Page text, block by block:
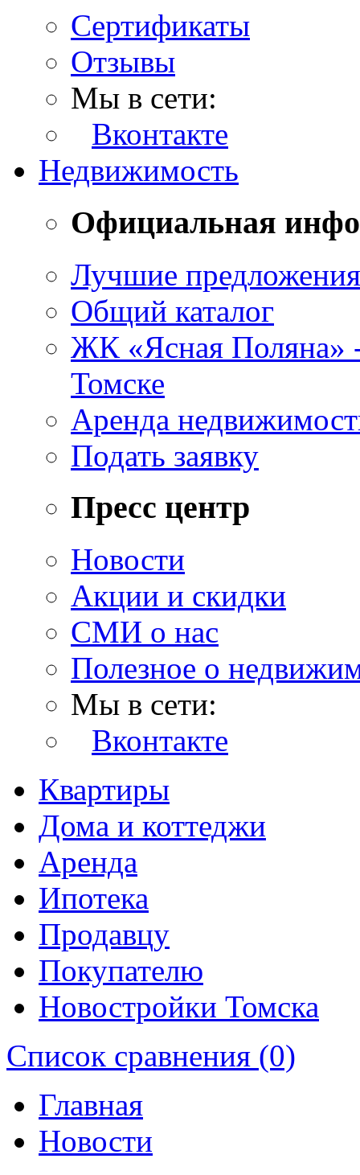
Сертификаты
Отзывы
Мы в сети:
Вконтакте
Недвижимость
Официальная
Лучшие предложения
Общий каталог
ЖК «Ясная Поляна»
Томске
Аренда
Подать заявку
Пресс центр
Новости
Акции и скидки
СМИ о нас
Полезное о
Мы в сети:
Вконтакте
Квартиры
Дома и коттеджи
Аренда
Ипотека
Продавцу
Покупателю
Новостройки Томска
Список сравнения (0)
Главная
Новости